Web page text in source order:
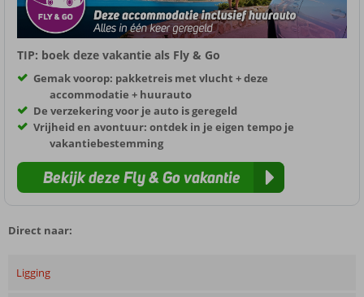
TIP: boek deze vakantie als Fly & Go
Gemak voorop: pakketreis met vlucht + deze
accommodatie + huurauto
De verzekering voor je auto is geregeld
Vrijheid en avontuur: ontdek in je eigen tempo je
vakantiebestemming
Bekijk deze Fly & Go vakantie
Direct naar:
Ligging